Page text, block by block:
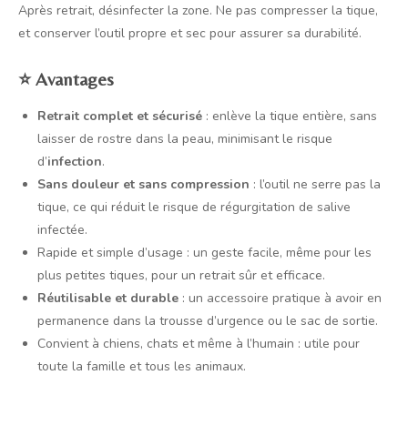
Après retrait, désinfecter la zone. Ne pas compresser la tique,
et conserver l’outil propre et sec pour assurer sa durabilité.
⭐Avantages
Retrait complet et sécurisé : enlève la tique entière, sans
laisser de rostre dans la peau, minimisant le risque
d’infection.
Sans douleur et sans compression : l’outil ne serre pas la
tique, ce qui réduit le risque de régurgitation de salive
infectée.
Rapide et simple d’usage : un geste facile, même pour les
plus petites tiques, pour un retrait sûr et efficace.
Réutilisable et durable : un accessoire pratique à avoir en
permanence dans la trousse d’urgence ou le sac de sortie.
Convient à chiens, chats et même à l’humain : utile pour
toute la famille et tous les animaux.